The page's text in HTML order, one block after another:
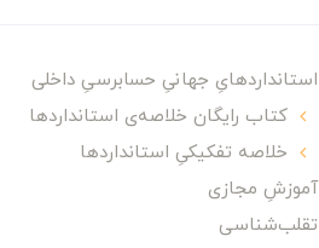
استانداردهایِ جهانیِ حسابرسیِ داخلی
کتاب رایگان خلاصه‌ی استانداردها
خلاصه تفکیکیِ استانداردها
آموزشِ مجازی
تقلب‌شناسی